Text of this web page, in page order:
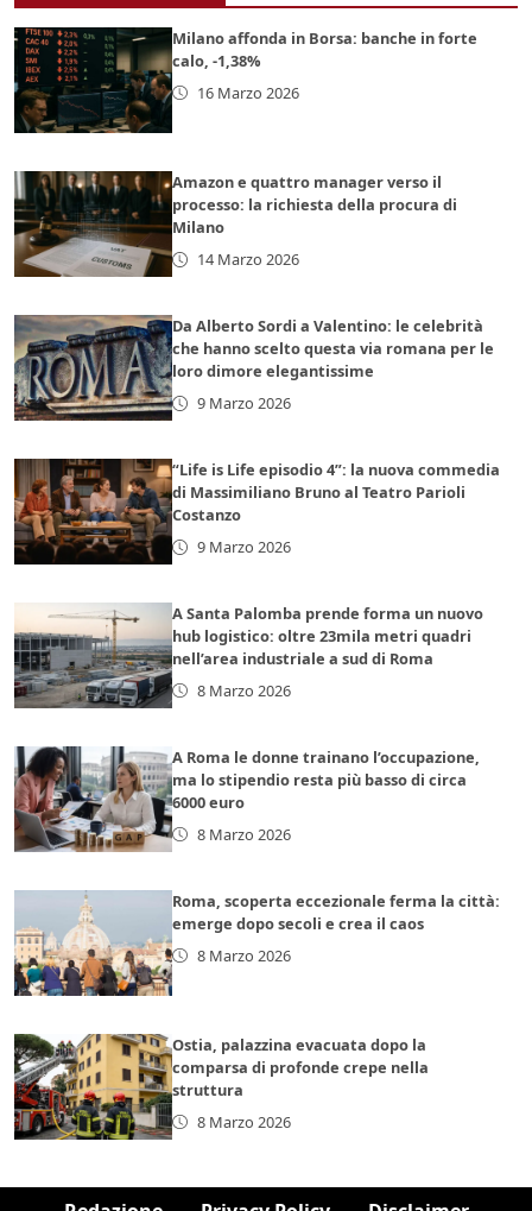
Milano affonda in Borsa: banche in forte
calo, -1,38%
16 Marzo 2026
Amazon e quattro manager verso il
processo: la richiesta della procura di
Milano
14 Marzo 2026
Da Alberto Sordi a Valentino: le celebrità
che hanno scelto questa via romana per le
loro dimore elegantissime
9 Marzo 2026
“Life is Life episodio 4”: la nuova commedia
di Massimiliano Bruno al Teatro Parioli
Costanzo
9 Marzo 2026
A Santa Palomba prende forma un nuovo
hub logistico: oltre 23mila metri quadri
nell’area industriale a sud di Roma
8 Marzo 2026
A Roma le donne trainano l’occupazione,
ma lo stipendio resta più basso di circa
6000 euro
8 Marzo 2026
Roma, scoperta eccezionale ferma la città:
emerge dopo secoli e crea il caos
8 Marzo 2026
Ostia, palazzina evacuata dopo la
comparsa di profonde crepe nella
struttura
8 Marzo 2026